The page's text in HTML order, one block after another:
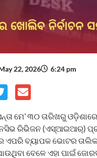
22, 2026 6:24 pm
ମେ’ ୩୦ ତାରିଖରୁ
ରିଭିଜନ (ଏସ୍‌ଆଇଆର୍‌)
ଏପରି ବ୍ୟାପକ ଭୋଟର
ବେଳେ ଏହା ପାଇଁ